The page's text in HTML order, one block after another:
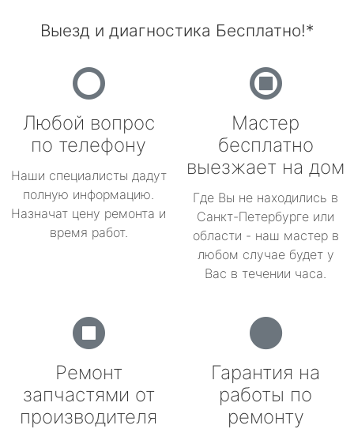
Выезд и диагностика Бесплатно!*
Любой вопрос
по телефону
Наши специалисты дадут
полную информацию.
Назначат цену ремонта и
время работ.
Мастер
бесплатно
выезжает на дом
Где Вы не находились в
Санкт-Петербурге или
области - наш мастер в
любом случае будет у
Вас в течении часа.
Ремонт
запчастями от
производителя
Гарантия на
работы по
ремонту